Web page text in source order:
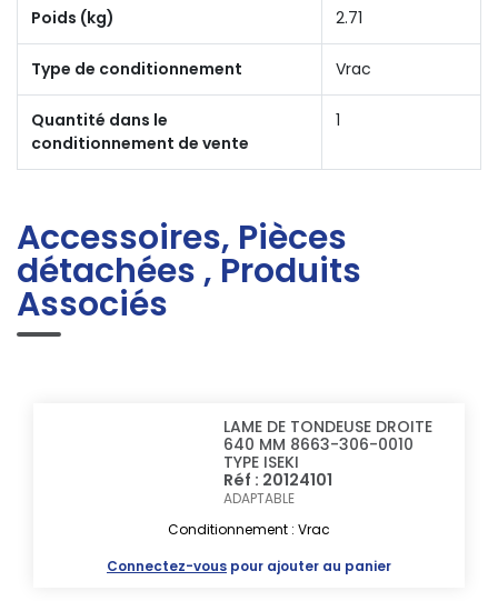
Poids (kg) 2.71
Type de conditionnement Vrac
Quantité dans le
conditionnement de vente
1
Accessoires, Pièces
détachées , Produits
Associés
LAME DE TONDEUSE DROITE
640 MM 8663-306-0010
TYPE ISEKI
Réf : 20124101
ADAPTABLE
Conditionnement : Vrac
Connectez-vous pour ajouter au panier